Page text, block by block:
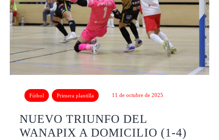
Home
Food & Drink
Features
News
Fútbol Primera plantilla 11 de octubre de 2025
NUEVO TRIUNFO DEL
WANAPIX A DOMICILIO (1-4)